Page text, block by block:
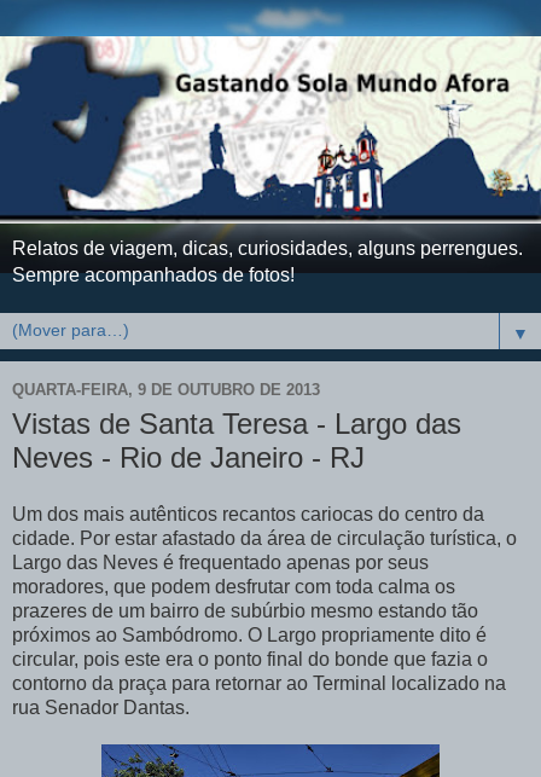
Relatos de viagem, dicas, curiosidades, alguns perrengues.
Sempre acompanhados de fotos!
▼
QUARTA-FEIRA, 9 DE OUTUBRO DE 2013
Vistas de Santa Teresa - Largo das
Neves - Rio de Janeiro - RJ
Um dos mais autênticos recantos cariocas do centro da
cidade. Por estar afastado da área de circulação turística, o
Largo das Neves é frequentado apenas por seus
moradores, que podem desfrutar com toda calma os
prazeres de um bairro de subúrbio mesmo estando tão
próximos ao Sambódromo. O Largo propriamente dito é
circular, pois este era o ponto final do bonde que fazia o
contorno da praça para retornar ao Terminal localizado na
rua Senador Dantas.